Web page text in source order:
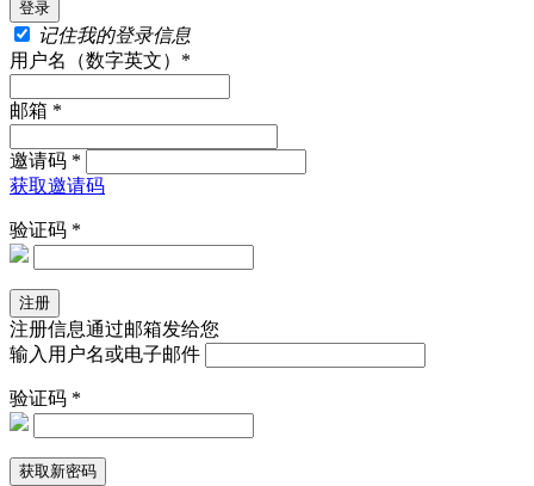
记住我的登录信息
用户名（数字英文）*
邮箱 *
邀请码 *
获取邀请码
验证码 *
注册信息通过邮箱发给您
输入用户名或电子邮件
验证码 *